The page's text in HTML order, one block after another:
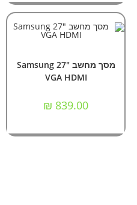
מסך מחשב Samsung 27"
VGA HDMI
₪ 839.00